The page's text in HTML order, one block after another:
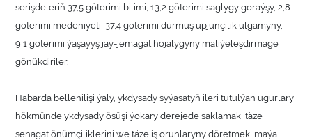
serişdeleriň 37,5 göterimi bilimi, 13,2 göterimi saglygy goraýşy, 2,8
göterimi medeniýeti, 37,4 göterimi durmuş üpjünçilik ulgamyny,
9,1 göterimi ýaşaýyş jaý-jemagat hojalygyny maliýeleşdirmäge
gönükdiriler.
Habarda bellenilişi ýaly, ykdysady syýasatyň ileri tutulýan ugurlary
hökmünde ykdysady ösüşi ýokary derejede saklamak, täze
senagat önümçiliklerini we täze iş orunlaryny döretmek, maýa